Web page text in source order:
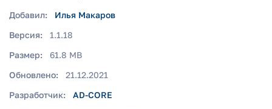
Добавил:
Илья Макаров
Версия:
1.1.18
Размер:
61.8 MB
Обновлено:
21.12.2021
Разработчик:
AD-CORE